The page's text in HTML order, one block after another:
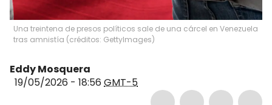
Una treintena de presos políticos sale de una cárcel en Venezuela
tras amnistía (créditos: GettyImages)
Eddy Mosquera
19/05/2026 - 18:56 GMT-5